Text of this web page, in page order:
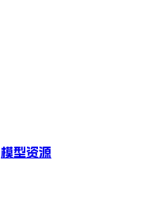
模型资源